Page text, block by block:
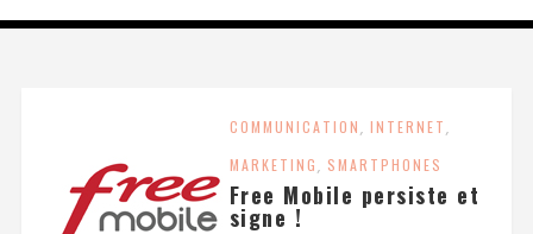
COMMUNICATION, INTERNET,
MARKETING, SMARTPHONES
Free Mobile persiste et
signe !